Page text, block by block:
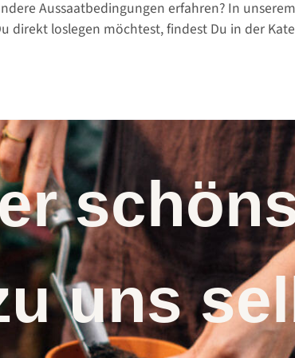
Aussaatbedingungen erfahren? In
direkt loslegen möchtest, findest Du in der
uns